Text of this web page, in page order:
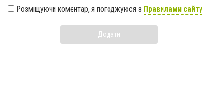
Розміщуючи коментар, я погоджуюся з Правилами сайту
Додати